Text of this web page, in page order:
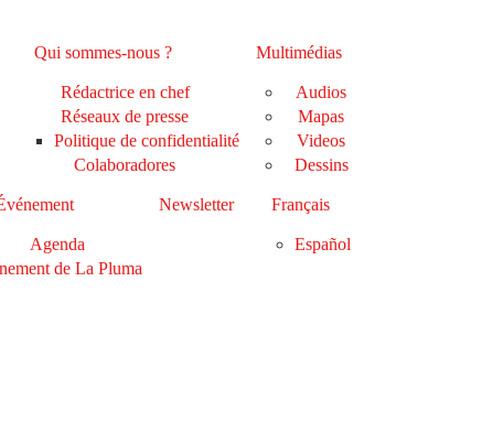
Qui sommes-nous ?
Rédactrice en chef
Réseaux de presse
Politique de confidentialité
Colaboradores
Multimédias
Audios
Mapas
Videos
Dessins
Agenda
de La Pluma
Newsletter Français
Español